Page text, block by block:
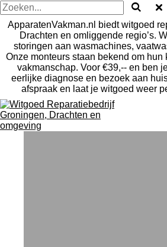
ApparatenVakman.nl biedt witgoed
Drachten en omliggende regio’s.
storingen aan wasmachines,
Onze monteurs staan bekend om
vakmanschap. Voor €39,-- en ben
eerlijke diagnose en bezoek aan
afspraak en laat je witgoed weer